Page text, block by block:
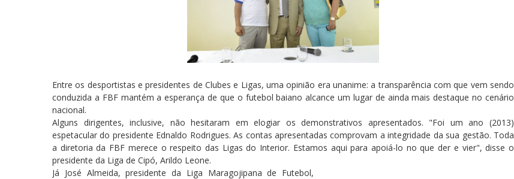
Entre os desportistas e presidentes de Clubes e Ligas, uma opinião era unanime: a transparência com que vem sendo
conduzida a FBF mantém a esperança de que o futebol baiano alcance um lugar de ainda mais destaque no cenário
nacional.
Alguns dirigentes, inclusive, não hesitaram em elogiar os demonstrativos apresentados. "Foi um ano (2013)
espetacular do presidente Ednaldo Rodrigues. As contas apresentadas comprovam a integridade da sua gestão. Toda
a diretoria da FBF merece o respeito das Ligas do Interior. Estamos aqui para apoiá-lo no que der e vier", disse o
presidente da Liga de Cipó, Arildo Leone.
Já José Almeida, presidente da Liga Maragojipana de Futebol,